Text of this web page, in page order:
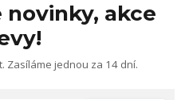
akce
Zasíláme jednou za 14 dní.